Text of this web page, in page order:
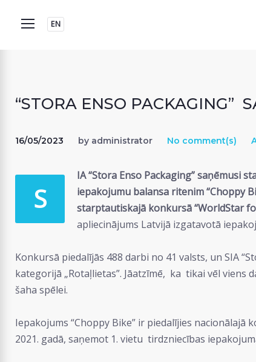
EN
“STORA ENSO PACKAGING”
16/05/2023 by administrator No comment(s)
S
IA “Stora Enso Packaging” saņēmusi
iepakojumu balansa ritenim “Choppy
starptautiskajā konkursā “WorldStar
apliecinājums Latvijā izgatavotā
Konkursā piedalījās 488 darbi no 41 valsts, un SIA
kategorijā „Rotaļlietas”. Jāatzīmē, ka tikai vēl viens
šaha spēlei.
Iepakojums “Choppy Bike” ir piedalījies nacionālajā
2021. gadā, saņemot 1. vietu tirdzniecības